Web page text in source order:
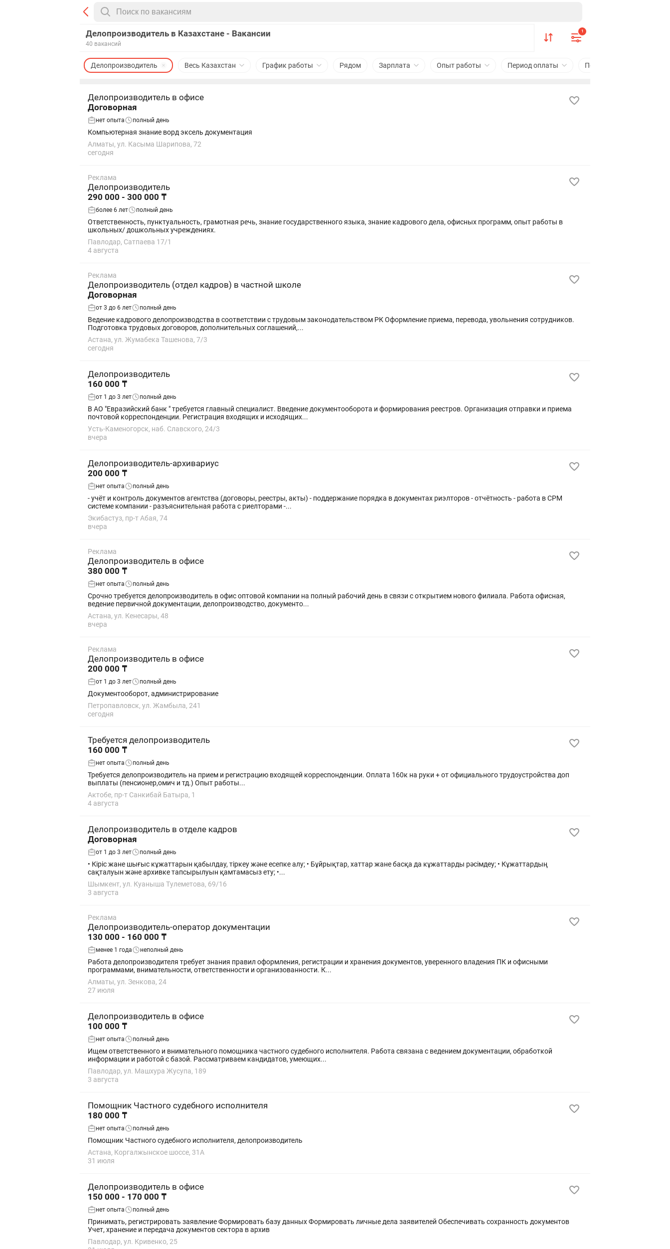
Делопроизводитель в Казахстане - Вакансии
40 вакансий
1
Весь Казахстан
Делопроизводитель График работы Рядом Зарплата Опыт работы Период оплаты Подходит студентам
Делопроизводитель в офисе
Договорная
нет опыта полный день
Компьютерная знание ворд эксель документация
Алматы, ул. Касыма Шарипова, 72
сегодня
Реклама
Делопроизводитель
290 000 - 300 000 ₸
более 6 лет полный день
Ответственность, пунктуальность, грамотная речь, знание государственного языка, знание кадрового дела, офисных программ, опыт работы в
школьных/ дошкольных учреждениях.
Павлодар, Сатпаева 17/1
4 августа
Реклама
Делопроизводитель (отдел кадров) в частной школе
Договорная
от 3 до 6 лет полный день
Ведение кадрового делопроизводства в соответствии с трудовым законодательством РК Оформление приема, перевода, увольнения сотрудников.
Подготовка трудовых договоров, дополнительных соглашений,...
Астана, ул. Жумабека Ташенова, 7/3
сегодня
Делопроизводитель
160 000 ₸
от 1 до 3 лет полный день
В АО "Евразийский банк " требуется главный специалист. Введение документооборота и формирования реестров. Организация отправки и приема
почтовой корреспонденции. Регистрация входящих и исходящих...
Усть-Каменогорск, наб. Славского, 24/3
вчера
Делопроизводитель-архивариус
200 000 ₸
нет опыта полный день
- учёт и контроль документов агентства (договоры, реестры, акты) - поддержание порядка в документах риэлторов - отчётность - работа в СРМ
системе компании - разъяснительная работа с риелторами -...
Экибастуз, пр-т Абая, 74
вчера
Реклама
Делопроизводитель в офисе
380 000 ₸
нет опыта полный день
Срочно требуется делопроизводитель в офис оптовой компании на полный рабочий день в связи с открытием нового филиала. Работа офисная,
ведение первичной документации, делопроизводство, документо...
Астана, ул. Кенесары, 48
вчера
Реклама
Делопроизводитель в офисе
200 000 ₸
от 1 до 3 лет полный день
Документооборот, администрирование
Петропавловск, ул. Жамбыла, 241
сегодня
Требуется делопроизводитель
160 000 ₸
нет опыта полный день
Требуется делопроизводитель на прием и регистрацию входящей корреспонденции. Оплата 160к на руки + от официального трудоустройства доп
выплаты (пенсионер,омич и тд.) Опыт работы...
Актобе, пр-т Санкибай Батыра, 1
4 августа
Делопроизводитель в отделе кадров
Договорная
от 1 до 3 лет полный день
• Кіріс жане шығыс кұжаттарын қабылдау, тіркеу және есепке алу; • Бұйрықтар, хаттар жане басқа да кұжаттарды рәсімдеу; • Кұжаттардың
сақталуын және архивке тапсырылуын қамтамасыз ету; •...
Шымкент, ул. Куаныша Тулеметова, 69/16
3 августа
Реклама
Делопроизводитель-оператор документации
130 000 - 160 000 ₸
менее 1 года неполный день
Работа делопроизводителя требует знания правил оформления, регистрации и хранения документов, уверенного владения ПК и офисными
программами, внимательности, ответственности и организованности. К...
Алматы, ул. Зенкова, 24
27 июля
Делопроизводитель в офисе
100 000 ₸
нет опыта полный день
Ищем ответственного и внимательного помощника частного судебного исполнителя. Работа связана с ведением документации, обработкой
информации и работой с базой. Рассматриваем кандидатов, умеющих...
Павлодар, ул. Машхура Жусупа, 189
3 августа
Помощник Частного судебного исполнителя
180 000 ₸
нет опыта полный день
Помощник Частного судебного исполнителя, делопроизводитель
Астана, Коргалжынское шоссе, 31А
31 июля
Делопроизводитель в офисе
150 000 - 170 000 ₸
нет опыта полный день
Принимать, регистрировать заявление Формировать базу данных Формировать личные дела заявителей Обеспечивать сохранность документов
Учет, хранение и передача документов сектора в архив
Павлодар, ул. Кривенко, 25